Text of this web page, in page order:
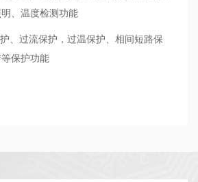
、温度检测功能
、过流保护，过温保护、相间短路保
保护功能